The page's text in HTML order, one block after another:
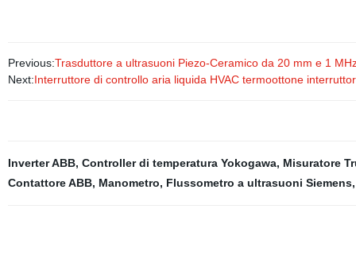
Previous:Trasduttore a ultrasuoni Piezo-Ceramico da 20 mm e 1
Next:Interruttore di controllo aria liquida HVAC termoottone
Inverter ABB, Controller di temperatura Yokogawa, Misuratore
Contattore ABB, Manometro, Flussometro a ultrasuoni Siemens